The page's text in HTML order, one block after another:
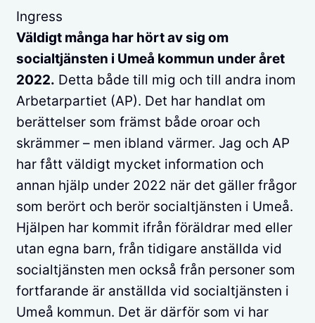
Ingress
Väldigt många har hört av sig om
socialtjänsten i Umeå kommun under året
2022. Detta både till mig och till andra inom
Arbetarpartiet (AP). Det har handlat om
berättelser som främst både oroar och
skrämmer – men ibland värmer. Jag och AP
har fått väldigt mycket information och
annan hjälp under 2022 när det gäller frågor
som berört och berör socialtjänsten i Umeå.
Hjälpen har kommit ifrån föräldrar med eller
utan egna barn, från tidigare anställda vid
socialtjänsten men också från personer som
fortfarande är anställda vid socialtjänsten i
Umeå kommun. Det är därför som vi har